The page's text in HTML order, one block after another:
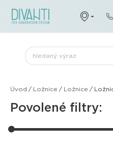
Úvod / Ložnice / Ložnice /
Povolené filtry: